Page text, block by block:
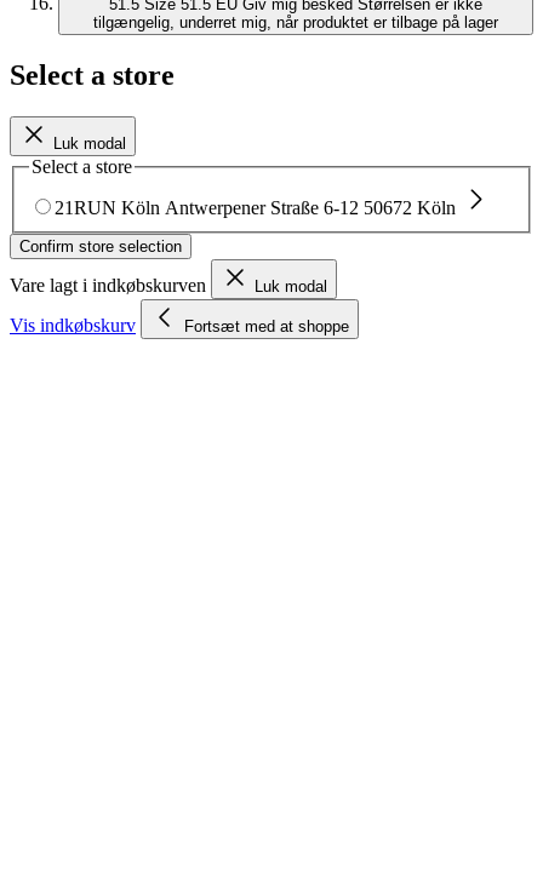
51.5 Size 51.5 EU Giv mig besked Størrelsen er ikke
tilgængelig, underret mig, når produktet er tilbage på lager
Select a store
Luk modal
Select a store
21RUN Köln Antwerpener Straße 6-12 50672 Köln
Confirm store selection
Vare lagt i indkøbskurven Luk modal
Vis indkøbskurv Fortsæt med at shoppe